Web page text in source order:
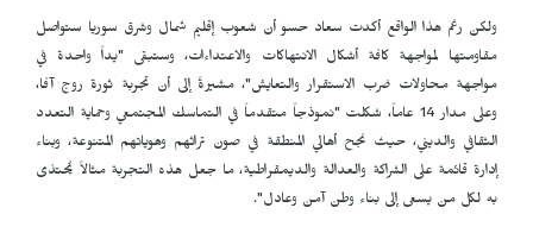
ولكن رغم هذا الواقع أكدت سعاد حسو أن شعوب إقليم شمال وشرق سوريا ستواصل
مقاومتها لمواجهة كافة أشكال الانتهاكات والاعتداءات، وستبقى "يداً واحدة في
مواجهة محاولات ضرب الاستقرار والتعايش"، مشيرةً إلى أن تجربة ثورة روج آفا،
وعلى مدار 14 عاماً، شكلت "نموذجاً متقدماً في التماسك المجتمعي وحماية التعدد
الثقافي والديني، حيث نجح أهالي المنطقة في صون تراثهم وهوياتهم المتنوعة، وبناء
إدارة قائمة على الشراكة والعدالة والديمقراطية، ما جعل هذه التجربة مثالاً يُحتذى
به لكل من يسعى إلى بناء وطن آمن وعادل".